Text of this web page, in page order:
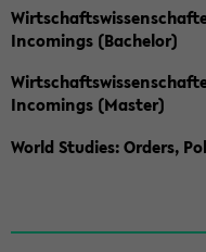
Incomings (Bachelor)
Incomings (Master)
World Studies: Orders,